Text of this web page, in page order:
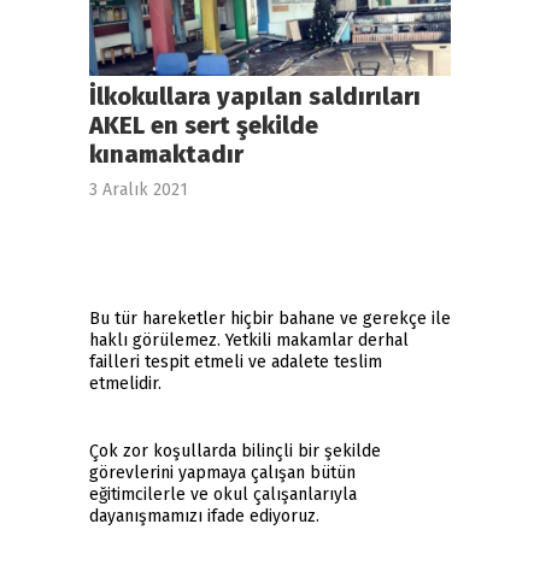
İlkokullara yapılan saldırıları
AKEL en sert şekilde
kınamaktadır
3 Aralık 2021
Bu tür hareketler hiçbir bahane ve gerekçe ile
haklı görülemez. Yetkili makamlar derhal
failleri tespit etmeli ve adalete teslim
etmelidir.
Çok zor koşullarda bilinçli bir şekilde
görevlerini yapmaya çalışan bütün
eğitimcilerle ve okul çalışanlarıyla
dayanışmamızı ifade ediyoruz.